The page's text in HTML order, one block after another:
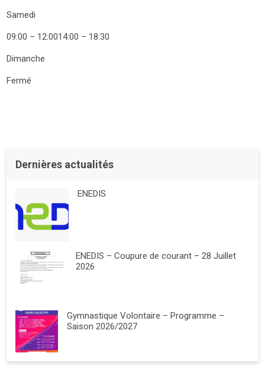
Samedi
09:00 – 12:0014:00 – 18:30
Dimanche
Fermé
Dernières actualités
ENEDIS
ENEDIS – Coupure de courant – 28 Juillet
2026
Gymnastique Volontaire – Programme –
Saison 2026/2027